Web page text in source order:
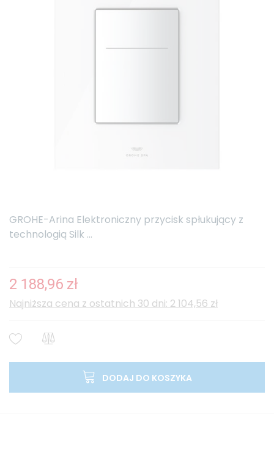
GROHE-Arina Elektroniczny przycisk spłukujący z
technologią Silk ...
2 188,96 zł
Najniższa cena z ostatnich 30 dni: 2 104,56 zł
DODAJ DO KOSZYKA